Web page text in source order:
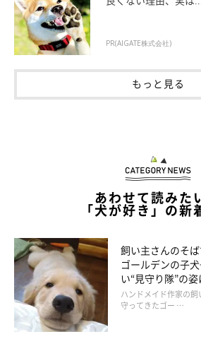
PR(AIGATE株式会社)
もっと見る
あわせて読みた
「犬が好き」の新
飼い主さんのそ
ゴールデンの子
い“見守り隊”の
ハンドメイド作家の
守ってきたゴー …